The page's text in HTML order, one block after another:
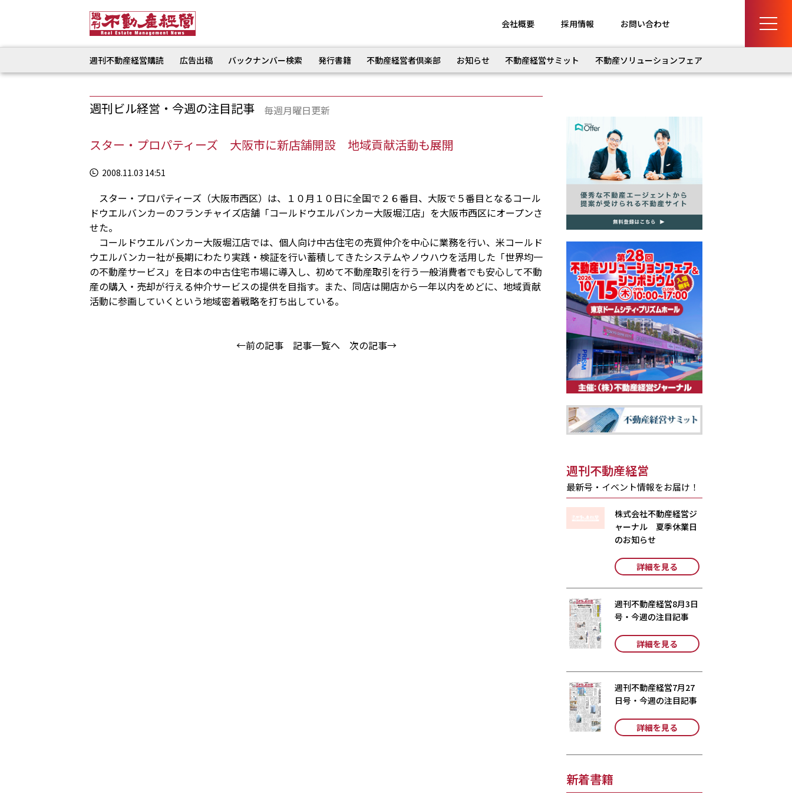
会社概要 採用情報 お問い合わせ
週刊不動産経営購読 広告出稿 バックナンバー検索 発行書籍 不動産経営者倶楽部 お知らせ 不動産経営サミット 不動産ソリューションフェア
週刊ビル経営・今週の注目記事 毎週月曜日更新
スター・プロパティーズ 大阪市に新店舗開設 地域貢献活動も展開
2008.11.03 14:51
スター・プロパティーズ（大阪市西区）は、１０月１０日に全国で２６番目、大阪で５番目となるコール
ドウエルバンカーのフランチャイズ店舗「コールドウエルバンカー大阪堀江店」を大阪市西区にオープンさ
せた。
コールドウエルバンカー大阪堀江店では、個人向け中古住宅の売買仲介を中心に業務を行い、米コールド
ウエルバンカー社が長期にわたり実践・検証を行い蓄積してきたシステムやノウハウを活用した「世界均一
の不動産サービス」を日本の中古住宅市場に導入し、初めて不動産取引を行う一般消費者でも安心して不動
産の購入・売却が行える仲介サービスの提供を目指す。また、同店は開店から一年以内をめどに、地域貢献
活動に参画していくという地域密着戦略を打ち出している。
←前の記事 記事一覧へ 次の記事→
週刊不動産経営
最新号・イベント情報をお届け！
株式会社不動産経営ジ
ャーナル 夏季休業日
のお知らせ
詳細を見る
週刊不動産経営8月3日
号・今週の注目記事
詳細を見る
週刊不動産経営7月27
日号・今週の注目記事
詳細を見る
新着書籍